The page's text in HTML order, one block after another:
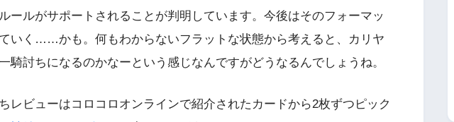
ールがサポートされることが判明しています。今後はそのフォーマッ
いく……かも。何もわからないフラットな状態から考えると、カリヤ
騎討ちになるのかなーという感じなんですがどうなるんでしょうね。
レビューはコロコロオンラインで紹介されたカードから2枚ずつピック